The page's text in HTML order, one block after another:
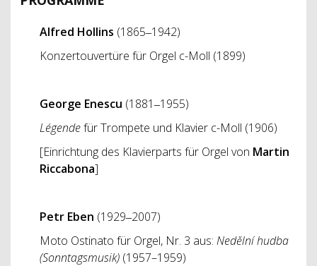
Alfred Hollins (1865‒1942)
Konzertouvertüre für Orgel c-Moll (1899)
George Enescu (1881‒1955)
Légendefür Trompete und Klavier c-Moll (1906)
[Einrichtung des Klavierparts für Orgel von Martin
Riccabona]
Petr Eben (1929‒2007)
Moto Ostinato für Orgel, Nr. 3 aus: Nedělní hudba
(Sonntagsmusik) (1957–1959)